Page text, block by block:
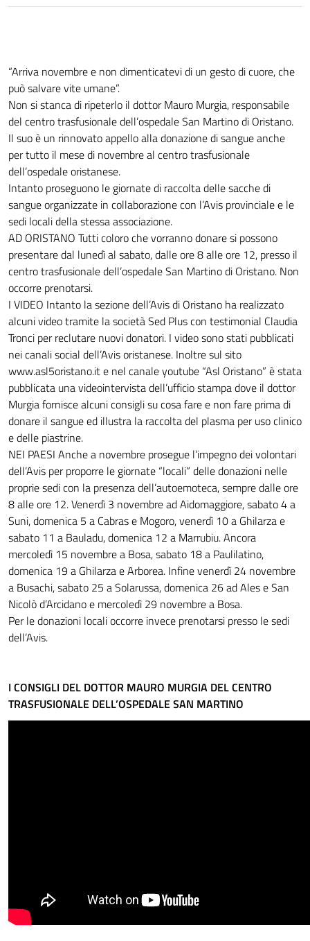
“Arriva novembre e non dimenticatevi di un gesto di cuore, che
può salvare vite umane”.
Non si stanca di ripeterlo il dottor Mauro Murgia, responsabile
del centro trasfusionale dell’ospedale San Martino di Oristano.
Il suo è un rinnovato appello alla donazione di sangue anche
per tutto il mese di novembre al centro trasfusionale
dell’ospedale oristanese.
Intanto proseguono le giornate di raccolta delle sacche di
sangue organizzate in collaborazione con l’Avis provinciale e le
sedi locali della stessa associazione.
AD ORISTANO Tutti coloro che vorranno donare si possono
presentare dal lunedì al sabato, dalle ore 8 alle ore 12, presso il
centro trasfusionale dell’ospedale San Martino di Oristano. Non
occorre prenotarsi.
I VIDEO Intanto la sezione dell’Avis di Oristano ha realizzato
alcuni video tramite la società Sed Plus con testimonial Claudia
Tronci per reclutare nuovi donatori. I video sono stati pubblicati
nei canali social dell’Avis oristanese. Inoltre sul sito
www.asl5oristano.it e nel canale youtube “Asl Oristano” è stata
pubblicata una videointervista dell’ufficio stampa dove il dottor
Murgia fornisce alcuni consigli su cosa fare e non fare prima di
donare il sangue ed illustra la raccolta del plasma per uso clinico
e delle piastrine.
NEI PAESI Anche a novembre prosegue l’impegno dei volontari
dell’Avis per proporre le giornate “locali” delle donazioni nelle
proprie sedi con la presenza dell’autoemoteca, sempre dalle ore
8 alle ore 12. Venerdì 3 novembre ad Aidomaggiore, sabato 4 a
Suni, domenica 5 a Cabras e Mogoro, venerdì 10 a Ghilarza e
sabato 11 a Bauladu, domenica 12 a Marrubiu. Ancora
mercoledì 15 novembre a Bosa, sabato 18 a Paulilatino,
domenica 19 a Ghilarza e Arborea. Infine venerdì 24 novembre
a Busachi, sabato 25 a Solarussa, domenica 26 ad Ales e San
Nicolò d’Arcidano e mercoledì 29 novembre a Bosa.
Per le donazioni locali occorre invece prenotarsi presso le sedi
dell’Avis.
I CONSIGLI DEL DOTTOR MAURO MURGIA DEL CENTRO
TRASFUSIONALE DELL’OSPEDALE SAN MARTINO